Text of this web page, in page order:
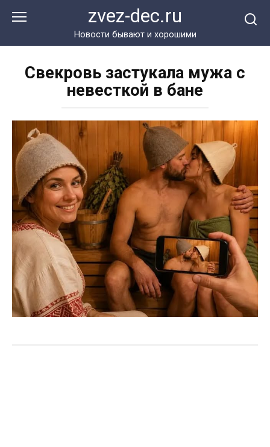
zvez-dec.ru
Новости бывают и хорошими
Свекровь застукала мужа с
невесткой в бане